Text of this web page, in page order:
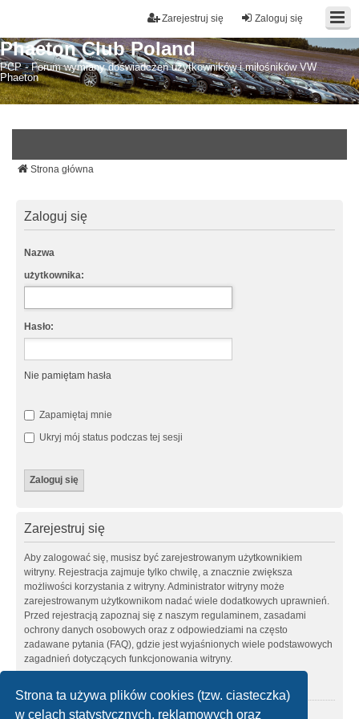
Strona ta używa plików cookies (tzw. ciasteczka)
w celach statystycznych, reklamowych oraz
Zaloguj się
Zarejestruj się
Phaeton Club Poland
PCP - Forum wymiany doświadczeń użytkowników i miłośników VW
Phaeton
Strona główna
Zaloguj się
Nazwa
użytkownika:
Hasło:
Nie pamiętam hasła
Zapamiętaj mnie
Ukryj mój status podczas tej sesji
Zarejestruj się
Aby zalogować się, musisz być zarejestrowanym użytkownikiem
witryny. Rejestracja zajmuje tylko chwilę, a znacznie zwiększa
możliwości korzystania z witryny. Administrator witryny może
zarejestrowanym użytkownikom nadać wiele dodatkowych uprawnień.
Przed rejestracją zapoznaj się z naszym regulaminem, zasadami
ochrony danych osobowych oraz z odpowiedziami na często
zadawane pytania (FAQ), gdzie jest wyjaśnionych wiele podstawowych
zagadnień dotyczących funkcjonowania witryny.